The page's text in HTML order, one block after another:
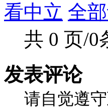
看中立 全
共 0 页/0
发表评论
请自觉遵